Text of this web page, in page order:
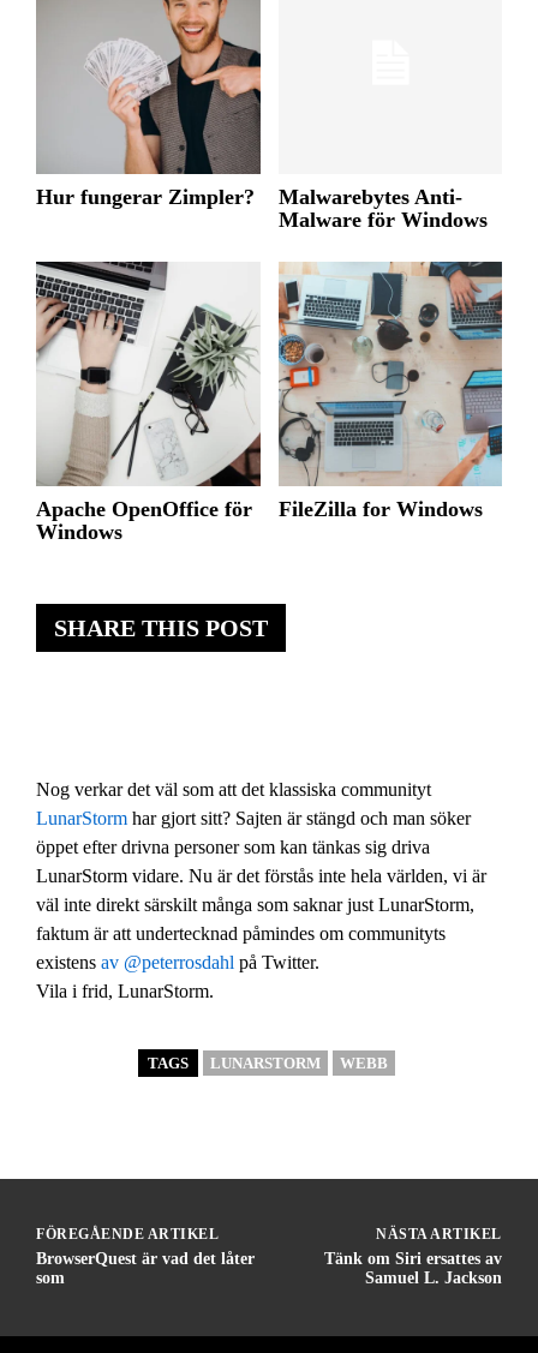
SHARE THIS POST
Nog verkar det väl som att det klassiska communityt
LunarStorm har gjort sitt? Sajten är stängd och man söker
öppet efter drivna personer som kan tänkas sig driva
LunarStorm vidare. Nu är det förstås inte hela världen, vi är
väl inte direkt särskilt många som saknar just LunarStorm,
faktum är att undertecknad påmindes om communityts
existens av @peterrosdahl på Twitter.
Vila i frid, LunarStorm.
TAGS LUNARSTORM WEBB
Hur fungerar Zimpler?
Malwarebytes Anti-
Malware för Windows
Apache OpenOffice för
Windows
FileZilla for Windows
FÖREGÅENDE ARTIKEL
BrowserQuest är vad det låter
som
NÄSTA ARTIKEL
Tänk om Siri ersattes av
Samuel L. Jackson